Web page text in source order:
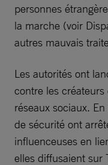
personnes
la marche (voir
autres mauvais
Les autorités ont
contre les
réseaux sociaux.
de sécurité ont
influenceuses en
elles diffusaient sur